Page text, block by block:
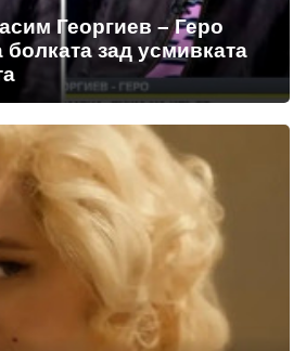
Георгиев – Геро
болката зад усмивката